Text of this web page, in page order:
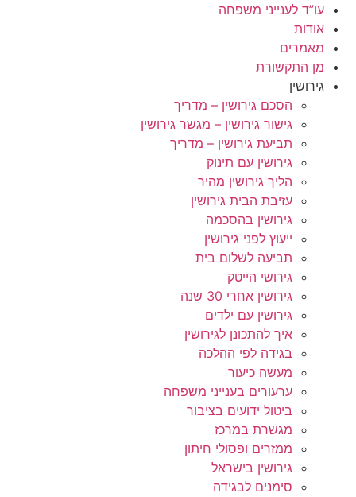
לתוכן
עו”ד לענייני משפחה
אודות
מאמרים
מן התקשורת
גירושין
הסכם גירושין – מדריך
גישור גירושין – מגשר גירושין
תביעת גירושין – מדריך
גירושין עם תינוק
הליך גירושין מהיר
עזיבת הבית גירושין
גירושין בהסכמה
ייעוץ לפני גירושין
תביעה לשלום בית
גירושי הייטק
גירושין אחרי 30 שנה
גירושין עם ילדים
איך להתכונן לגירושין
בגידה לפי ההלכה
מעשה כיעור
ערעורים בענייני משפחה
ביטול ידועים בציבור
מגשרת במרכז
ממזרים ופסולי חיתון
גירושין בישראל
סימנים לבגידה